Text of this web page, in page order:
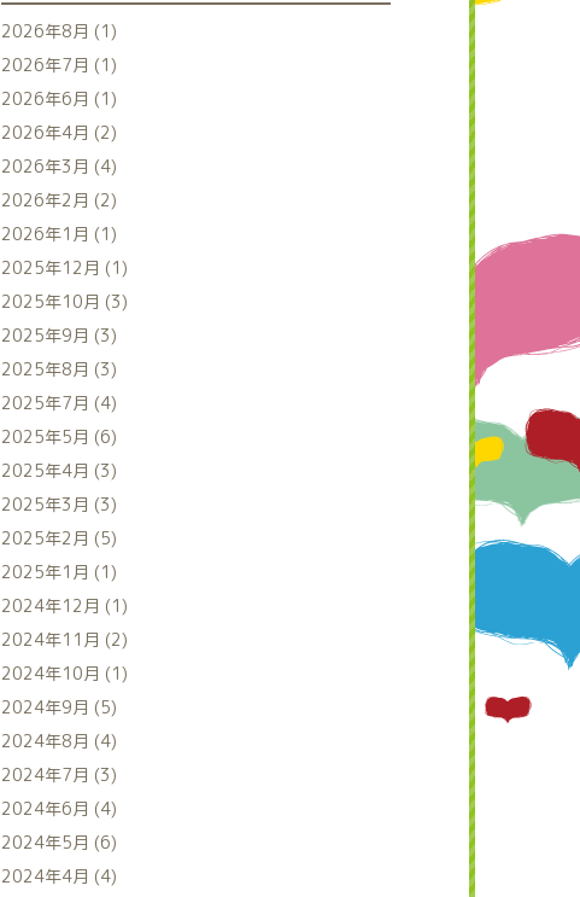
2026年8月 (1)
2026年7月 (1)
2026年6月 (1)
2026年4月 (2)
2026年3月 (4)
2026年2月 (2)
2026年1月 (1)
2025年12月 (1)
2025年10月 (3)
2025年9月 (3)
2025年8月 (3)
2025年7月 (4)
2025年5月 (6)
2025年4月 (3)
2025年3月 (3)
2025年2月 (5)
2025年1月 (1)
2024年12月 (1)
2024年11月 (2)
2024年10月 (1)
2024年9月 (5)
2024年8月 (4)
2024年7月 (3)
2024年6月 (4)
2024年5月 (6)
2024年4月 (4)